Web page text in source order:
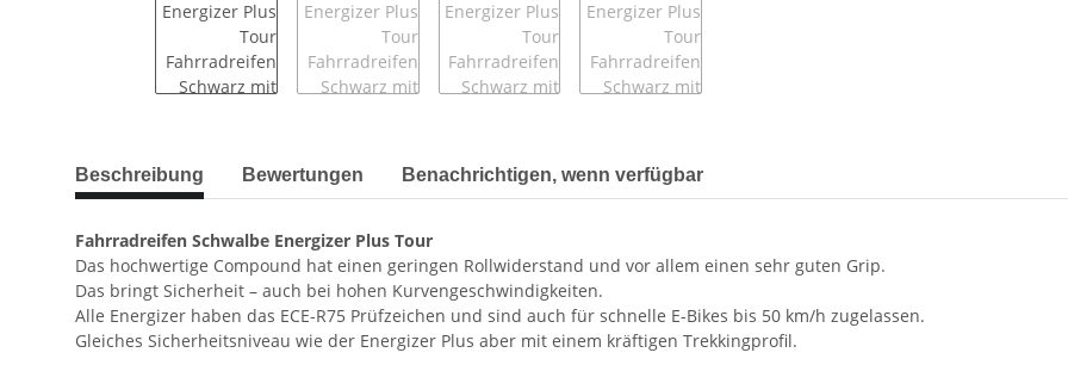
Beschreibung Bewertungen Benachrichtigen, wenn verfügbar
Fahrradreifen Schwalbe Energizer Plus Tour
Das hochwertige Compound hat einen geringen Rollwiderstand und vor allem einen sehr guten Grip.
Das bringt Sicherheit – auch bei hohen Kurvengeschwindigkeiten.
Alle Energizer haben das ECE-R75 Prüfzeichen und sind auch für schnelle E-Bikes bis 50 km/h zugelassen.
Gleiches Sicherheitsniveau wie der Energizer Plus aber mit einem kräftigen Trekkingprofil.